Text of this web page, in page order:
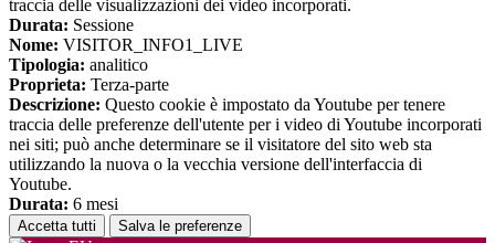
traccia delle visualizzazioni dei video incorporati.
Durata: Sessione
Nome: VISITOR_INFO1_LIVE
Tipologia: analitico
Proprieta: Terza-parte
Descrizione: Questo cookie è impostato da Youtube per tenere
traccia delle preferenze dell'utente per i video di Youtube incorporati
nei siti; può anche determinare se il visitatore del sito web sta
utilizzando la nuova o la vecchia versione dell'interfaccia di
Youtube.
Durata: 6 mesi
Accetta tutti Salva le preferenze